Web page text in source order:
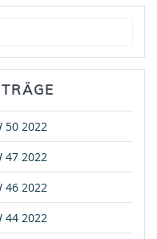
50 2022
47 2022
46 2022
44 2022